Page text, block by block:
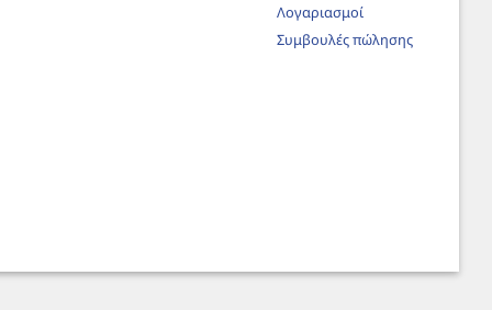
Λογαριασμοί
Συμβουλές πώλησης